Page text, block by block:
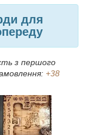
для
з першого
+38